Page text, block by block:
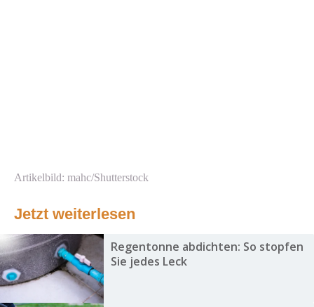
Artikelbild: mahc/Shutterstock
Jetzt weiterlesen
Regentonne abdichten: So stopfen
Sie jedes Leck